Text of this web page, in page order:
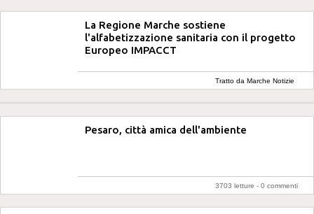
La Regione Marche sostiene
l'alfabetizzazione sanitaria con il progetto
Europeo IMPACCT
Tratto da Marche Notizie
Pesaro, città amica dell'ambiente
3703 letture - 0 commenti